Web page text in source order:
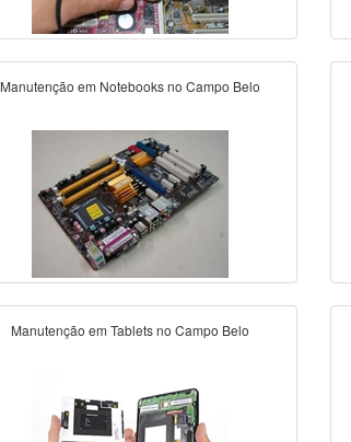
Manutenção em Notebooks no Campo Belo
Manutenção em Tablets no Campo Belo